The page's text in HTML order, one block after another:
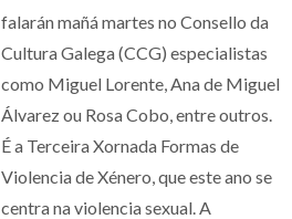
falarán mañá martes no Consello da
Cultura Galega (CCG) especialistas
como Miguel Lorente, Ana de Miguel
Álvarez ou Rosa Cobo, entre outros.
É a Terceira Xornada Formas de
Violencia de Xénero, que este ano se
centra na violencia sexual. A